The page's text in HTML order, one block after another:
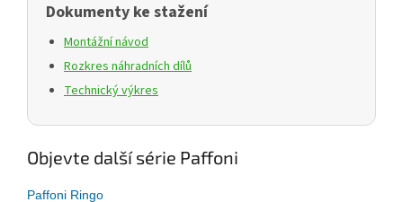
Dokumenty ke stažení
Montážní návod
Rozkres náhradních dílů
Technický výkres
Objevte další série Paffoni
Paffoni Ringo